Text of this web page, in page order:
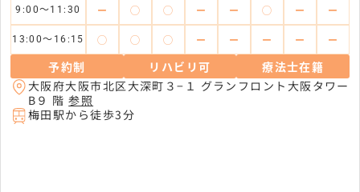
9:00～11:30 ー ◯ ◯ ー ー ◯ ー ー
13:00～16:15 ◯ ◯ ◯ ー ー ー ー ー
予約制 リハビリ可
療法士在籍
大阪府大阪市北区大深町３−１ グランフロント大阪タワー
B９ 階参照
梅田駅から徒歩3分